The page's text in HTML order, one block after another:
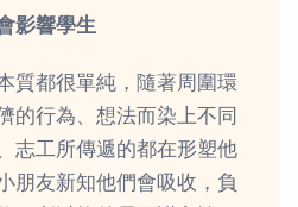
影響學生
質都很單純，隨著周圍環
的行為、想法而染上不同
志工所傳遞的都在形塑他
朋友新知他們會吸收，負